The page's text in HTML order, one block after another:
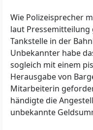
Wie Polizeisprecher
laut Pressemitteilung
Tankstelle in der
Unbekannter habe
sogleich mit einem
Herausgabe von
Mitarbeiterin
händigte die
unbekannte